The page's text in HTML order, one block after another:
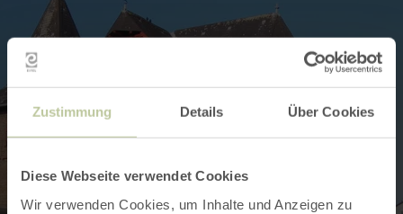
Zustimmung Details Über Cookies
Diese Webseite verwendet Cookies
Wir verwenden Cookies, um Inhalte und Anzeigen zu